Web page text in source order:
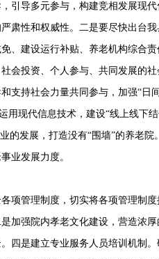
引导多元参与，构建竞相发展现代
肃性和权威性。二是要尽快出台我
、建设运行补贴、养老机构综合
会投资、个人参与、共同发展的社
支持社会力量共同参与，加强“日
用现代信息技术，建设“线上线下
的发展，打造没有“围墙”的养老院
业发展力度。
项管理制度，切实将各项管理制
加强院内孝老文化建设，营造浓
四是建立专业服务人员培训机制